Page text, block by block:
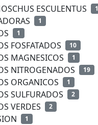
ESCULENTUS
1
1
1
FOSFATADOS 10
MAGNESICOS 1
NITROGENADOS 19
ORGANICOS 1
SULFURADOS 2
VERDES 2
1